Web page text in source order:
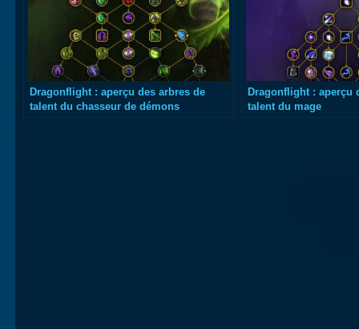
Dragonflight : aperçu des arbres de
talent du chasseur de démons
Dragonflight : aperçu
talent du mage